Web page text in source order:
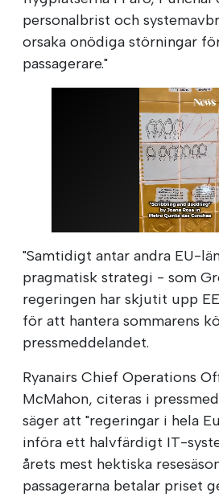
personalbrist och
orsaka onödiga störningar
passagerare."
"Samtidigt antar andra EU-
pragmatisk strategi - som
regeringen har skjutit upp
för att hantera sommarens
pressmeddelandet.
Ryanairs Chief Operations
McMahon, citeras i
säger att "regeringar i hela
införa ett halvfärdigt IT-
årets mest hektiska
passagerarna betalar priset